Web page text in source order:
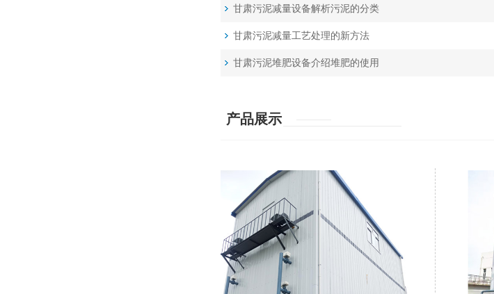
甘肃污泥减量设备解析污泥的分类
甘肃污泥减量工艺处理的新方法
甘肃污泥堆肥设备介绍堆肥的使用
产品展示